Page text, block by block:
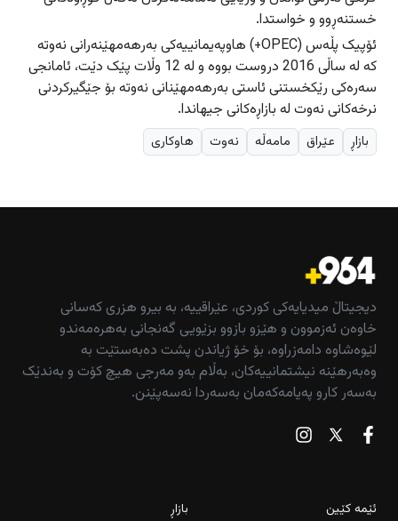
خستنەڕوو و خواستدا.
ئۆپیک پڵەس (OPEC+) هاوپەیمانییەکی بەرهەمهێنەرانی نەوتە
کە لە ساڵی 2016 دروست بووە و لە 12 وڵات پێک دێت، ئامانجی
سەرەکی رێکخستنی ئاستی بەرهەمهێنانی نەوتە بۆ جێگیرکردنی
نرخەکانی نەوت لە بازاڕەکانی جیهاندا.
بازاڕ عێراق مامەڵە نەوت هاوكاری
دیجیتاڵ میدیایەکی کوردی، عێراقییە، بە بیرو هزری کەسانی
خاوەن ئەزموون و هێزو بازوو بزێویی گەنجانی بەهرەمەندو
لێوەشاوە دامەزراوە، بۆ خۆ ژیاندن پشت دەبەستێت بە
وەبەرهێنە نیشتمانییەکان، بەڵام بەو مەرجی هیچ کۆت و بەندێک
بەسەر کارو پەیامەکەمان بەسەردا نەسەپێنن.
ئێمە کێین
بازاڕ